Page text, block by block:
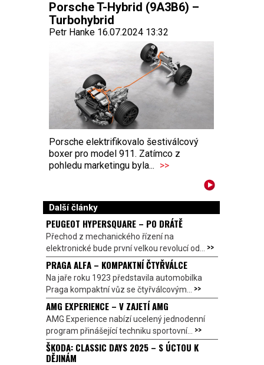
Porsche T-Hybrid (9A3B6) –
Turbohybrid
Petr Hanke 16.07.2024 13:32
Porsche elektrifikovalo šestiválcový
boxer pro model 911. Zatímco z
pohledu marketingu byla... >>
Další články
PEUGEOT HYPERSQUARE – PO DRÁTĚ
Přechod z mechanického řízení na
elektronické bude první velkou revolucí od... >>
PRAGA ALFA – KOMPAKTNÍ ČTYŘVÁLCE
Na jaře roku 1923 představila automobilka
Praga kompaktní vůz se čtyřválcovým... >>
AMG EXPERIENCE – V ZAJETÍ AMG
AMG Experience nabízí ucelený jednodenní
program přinášející techniku sportovní... >>
ŠKODA: CLASSIC DAYS 2025 – S ÚCTOU K
DĚJINÁM